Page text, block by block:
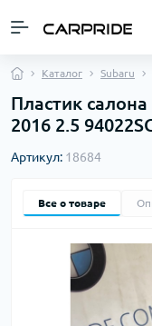
Каталог Subaru
Пластик
2016 2.5
Артикул: 18684
Все о товаре